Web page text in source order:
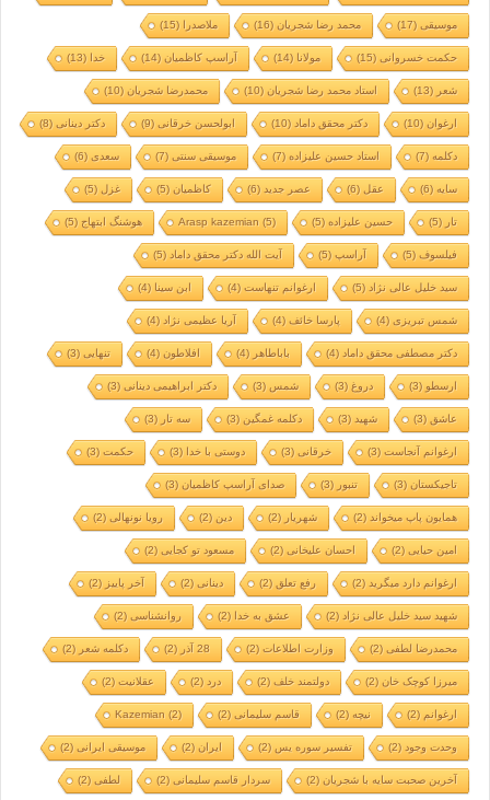
موسیقی(17) محمد رضا شجریان(16) ملاصدرا (15)
حکمت خسروانی(15) مولانا (14) آراسپ کاظمیان(14) خدا (13)
شعر (13) استاد محمد رضا شجریان(10) محمدرضا شجریان(10)
ارغوان(10) دکتر محقق داماد (10) ابولحسن خرقانی(9) دکتر دینانی(8)
دکلمه(7) استاد حسین علیزاده(7) موسیقی سنتی(7) سعدی(6)
سایه(6) عقل (6) عصر جدید (6) کاظمیان(5) غزل (5)
تار (5) حسین علیزاده(5)
Arasp kazemian (5) هوشنگ ابتهاج(5)
فیلسوف(5) آراسپ(5) آیت الله دکتر محقق داماد (5)
سید خلیل عالی نژاد (5) ارغوانم تنهاست(4) ابن سینا (4)
شمس تبریزی(4) پارسا خائف(4) آریا عظیمی نژاد (4)
دکتر مصطفی محقق داماد (4) باباطاهر (4) افلاطون(4) تنهایی(3)
ارسطو (3) دروغ (3) شمس (3) دکتر ابراهیمی دینانی(3)
عاشق (3) شهید (3) دکلمه غمگین (3) سه تار (3)
ارغوانم آنجاست(3) خرقانی(3) دوستی با خدا (3) حکمت(3)
تاجیکستان(3) تنبور (3) صدای آراسپ کاظمیان(3)
همایون پاپ میخواند (2) شهریار (2) دین (2) رویا نونهالی(2)
امین حیایی(2) احسان علیخانی(2) مسعود تو کجایی(2)
ارغوانم دارد میگرید (2) رفع تعلق (2) دینانی(2) آخر پاییز (2)
شهید سید خلیل عالی نژاد (2) عشق به خدا (2) روانشناسی(2)
محمدرضا لطفی(2) وزارت اطلاعات(2) 28 آذر (2) دکلمه شعر (2)
میرزا کوچک خان(2) دولتمند خلف(2) درد (2) عقلانیت(2)
ارغوانم (2) نیچه(2) قاسم سلیمانی(2)
Kazemian (2)
وحدت وجود (2) تفسیر سوره یس (2) ایران(2) موسیقی ایرانی(2)
آخرین صحبت سایه با شجریان(2) سردار قاسم سلیمانی(2) لطفی(2)